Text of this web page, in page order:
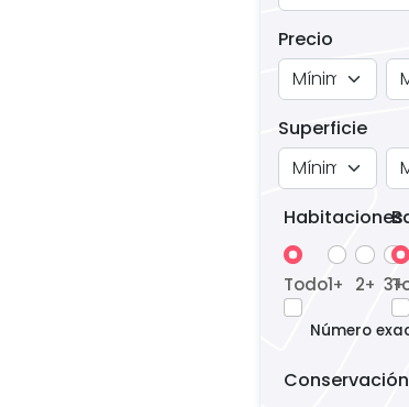
Precio
Superficie
Habitaciones
Todo1+ 2+ 3+
Número
Conservación